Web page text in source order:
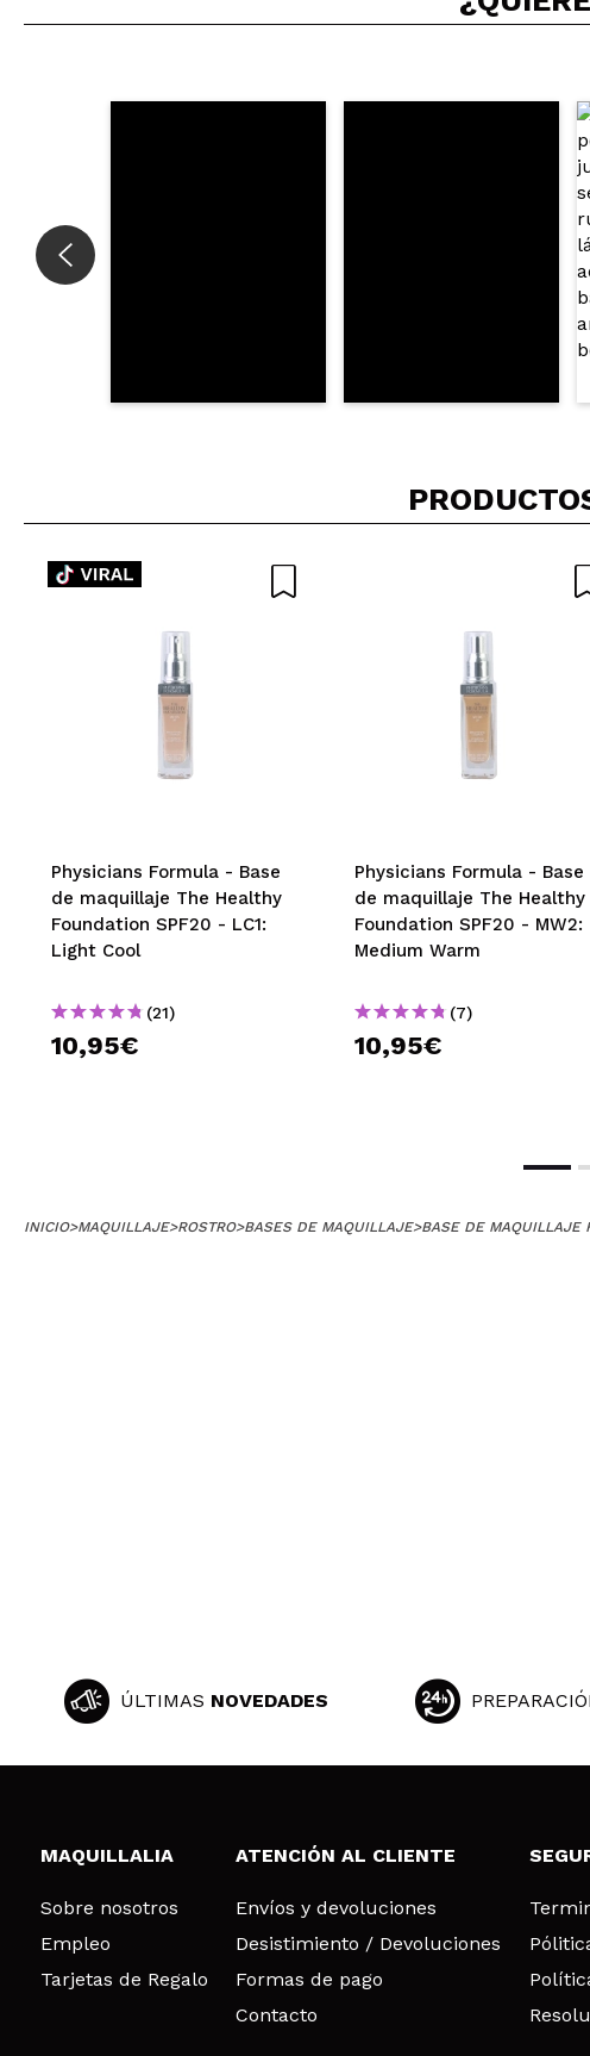
Tu
¿Recomendarías su
Physicians Formula - Base
de maquillaje The Healthy
Foundation SPF20 - LC1:
Light Cool
(21)
10,95€
Physicians Formula - Base
de maquillaje The Healthy
Foundation SPF20 - MW2:
Medium Warm
(7)
10,95€
INICIO>MAQUILLAJE>ROSTRO>BASES DE MAQUILLAJE>BASE DE MAQUILLAJE
ÚLTIMAS NOVEDADES
MAQUILLALIA
Sobre nosotros
Empleo
Tarjetas de Regalo
ATENCIÓN AL CLIENTE
Envíos y devoluciones
Desistimiento / Devoluciones
Formas de pago
Contacto